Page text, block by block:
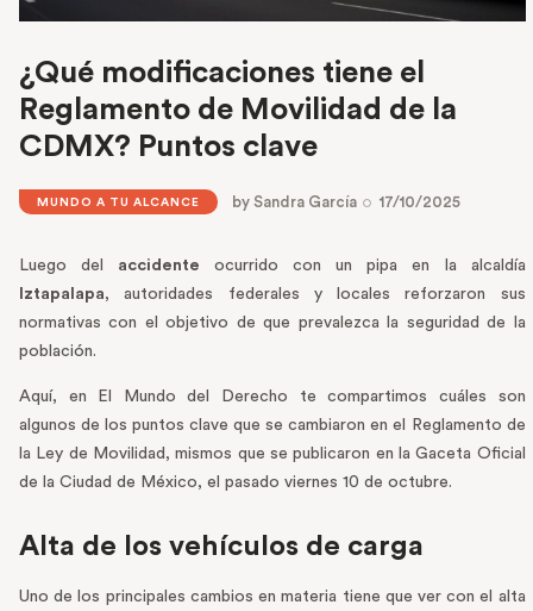
¿Qué modificaciones tiene el
Reglamento de Movilidad de la
CDMX? Puntos clave
MUNDO A TU ALCANCE bySandra García 17/10/2025
Luego del accidente ocurrido con un pipa en la alcaldía
Iztapalapa, autoridades federales y locales reforzaron sus
normativas con el objetivo de que prevalezca la seguridad de la
población.
Aquí, en El Mundo del Derecho te compartimos cuáles son
algunos de los puntos clave que se cambiaron en el Reglamento de
la Ley de Movilidad, mismos que se publicaron en la Gaceta Oficial
de la Ciudad de México, el pasado viernes 10 de octubre.
Alta de los vehículos de carga
Uno de los principales cambios en materia tiene que ver con el alta